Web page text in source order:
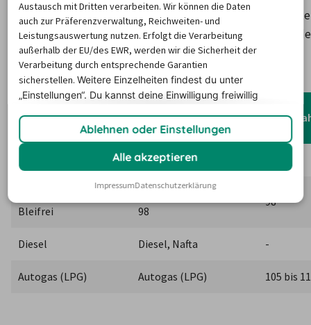
Autogas (LPG) wird nur an wenigen Tankstellen
In Slowenien wurde eine einheitliche EU-Bezeichnung
Kraftstoffe eingeführt, die Bezeichnungen in der
Landessprache bleiben aber zusätzlich bestehen.
Bezeichnung
Super Benzin Bleifrei Super, Eurosuper 95
SuperPlus Benzin
Bleifrei
Super Plus, Eurosuper
98
98
Diesel Diesel, Nafta -
Autogas (LPG) Autogas (LPG) 105 bis
Austausch mit Dritten verarbeiten. Wir können die Daten
auch zur Präferenzverwaltung, Reichweiten- und
Leistungsauswertung nutzen. Erfolgt die Verarbeitung
außerhalb der EU/des EWR, werden wir die Sicherheit der
Verarbeitung durch entsprechende Garantien
sicherstellen.Weitere Einzelheiten findest du unter
„Einstellungen“. Du kannst deine Einwilligung freiwillig
Ablehnen oder Einstellungen
Alle akzeptieren
ImpressumDatenschutzerklärung